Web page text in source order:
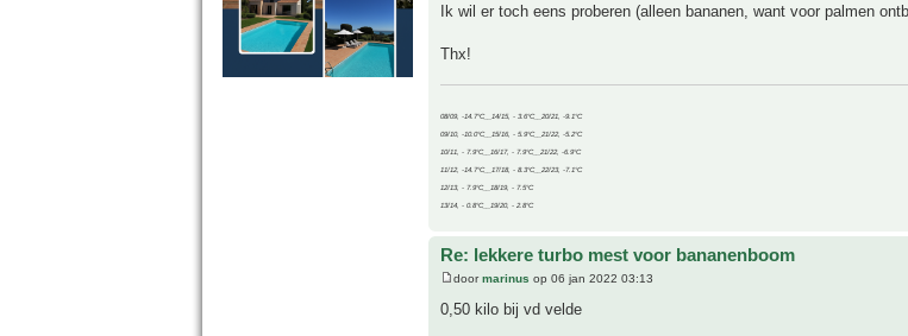
Ik wil er toch eens proberen (alleen bananen, want voor palmen
Thx!
08/09, -14.7°C__14/15, - 3.6°C__20/21, -9.1°C
09/10, -10.0°C__15/16, - 5.9°C__21/22, -5.2°C
10/11, - 7.9°C__16/17, - 7.9°C__21/22, -6.9°C
11/12, -14.7°C__17/18, - 8.3°C__22/23, -7.1°C
12/13, - 7.9°C__18/19, - 7.5°C
13/14, - 0.8°C__19/20, - 2.8°C
Re: lekkere turbo mest voor bananenboom
doormarinus op 06 jan 2022 03:13
0,50 kilo bij vd velde